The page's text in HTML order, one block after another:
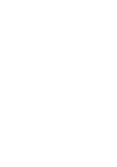
sich
Bag
des
produktiven
–